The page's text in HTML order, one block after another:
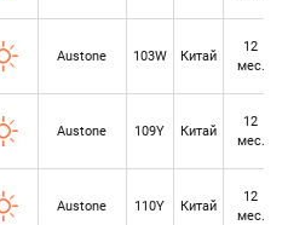
Austone 103W Китай
12
мес.
Austone 109Y Китай
12
мес.
Austone 110Y Китай
12
мес.